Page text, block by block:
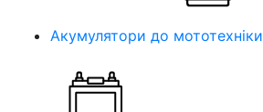
Акумулятори до мототехніки